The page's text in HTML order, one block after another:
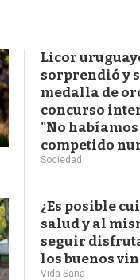
Licor
sorprendió y
medalla de
concurso
"No habíamos
competido
Sociedad
¿Es posible
salud y al
seguir
los buenos
Vida Sana